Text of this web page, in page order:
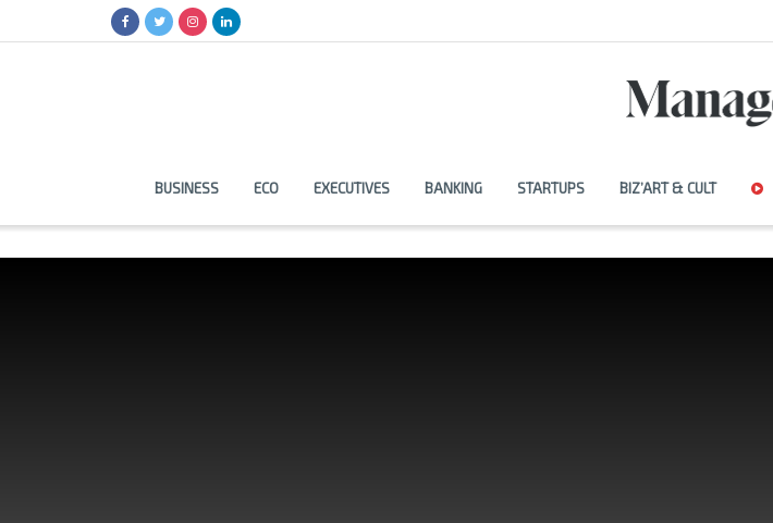
BUSINESS ECO EXECUTIVES BANKING STARTUPS BIZ’ART & CULT